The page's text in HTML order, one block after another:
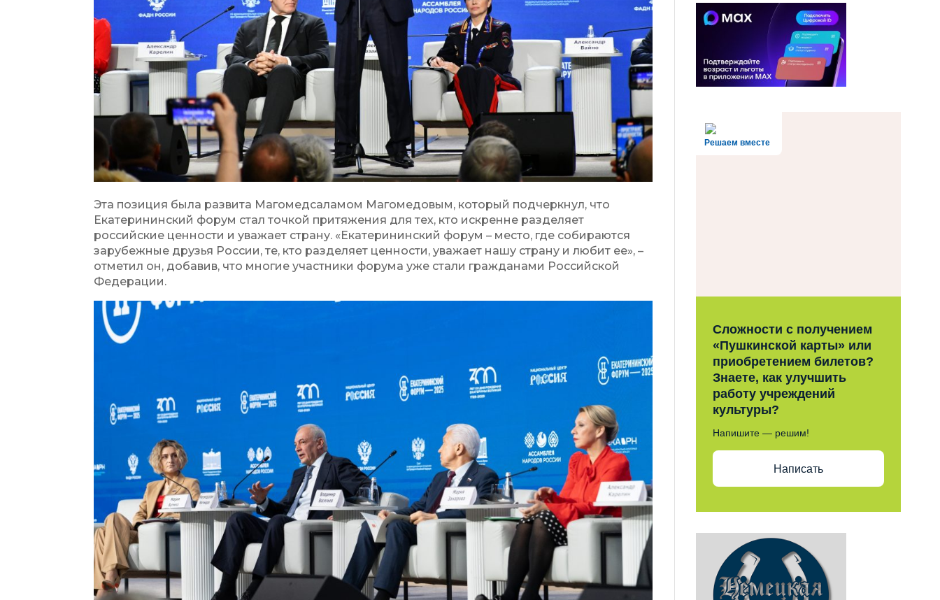
Эта позиция была развита Магомедсаламом Магомедовым, который подчеркнул, что
Екатерининский форум стал точкой притяжения для тех, кто искренне разделяет
российские ценности и уважает страну. «Екатерининский форум – место, где собираются
зарубежные друзья России, те, кто разделяет ценности, уважает нашу страну и любит ее», –
отметил он, добавив, что многие участники форума уже стали гражданами Российской
Федерации.
Решаем вместе
Сложности с получением
«Пушкинской карты» или
приобретением билетов?
Знаете, как улучшить
работу учреждений
культуры?
Напишите — решим!
Написать